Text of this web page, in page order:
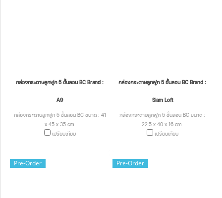
กล่องกระดาษลูกฟูก 5 ชั้นลอน BC Brand :
A9
กล่องกระดาษลูกฟูก 5 ชั้นลอน BC ขนาด : 41
x 45 x 35 cm.
เปรียบเทียบ
กล่องกระดาษลูกฟูก 5 ชั้นลอน BC Brand :
Siam Loft
กล่องกระดาษลูกฟูก 5 ชั้นลอน BC ขนาด :
22.5 x 40 x 16 cm.
เปรียบเทียบ
Pre-Order Pre-Order